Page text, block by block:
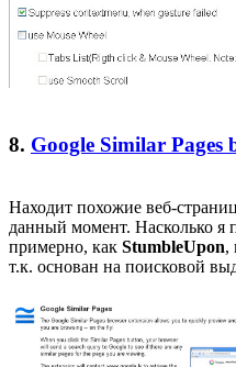
8. Google Similar Pages
Находит похожие веб-
данный момент. Насколько я
примерно, как StumbleUpon,
т.к. основан на поисковой